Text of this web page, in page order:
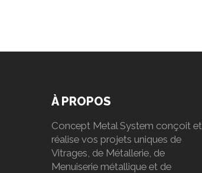
À PROPOS
Concept Metal System conçoit et
réalise vos projets uniques de
Vitrages, de Métallerie, de
Menuiserie métallique et de